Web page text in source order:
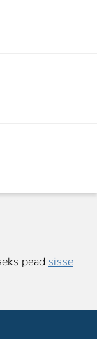
pead sisse